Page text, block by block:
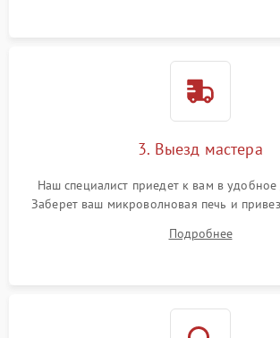
3. Выезд мастера
Наш специалист приедет к вам в удобное
Заберет ваш микроволновая печь и
Подробнее